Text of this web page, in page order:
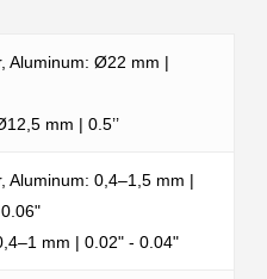
Aluminum: Ø22 mm |
mm | 0.5’’
Aluminum: 0,4–1,5 mm |
mm | 0.02" - 0.04"